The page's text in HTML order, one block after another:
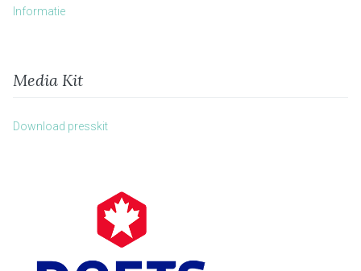
Informatie
Media Kit
Download presskit